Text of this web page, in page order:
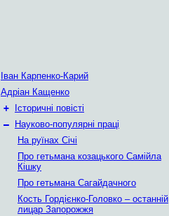
Іван Карпенко-Карий
Адріан Кащенко
+
Історичні повісті
–
Науково-популярні праці
На руїнах Січі
Про гетьмана козацького Самійла
Кішку
Про гетьмана Сагайдачного
Кость Гордієнко-Головко – останній
лицар Запорожжя